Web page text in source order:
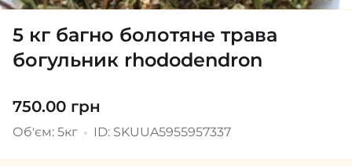
5 кг багно болотяне трава
богульник rhododendron
750.00 грн
Об'єм: 5кг ID: SKUUA5955957337